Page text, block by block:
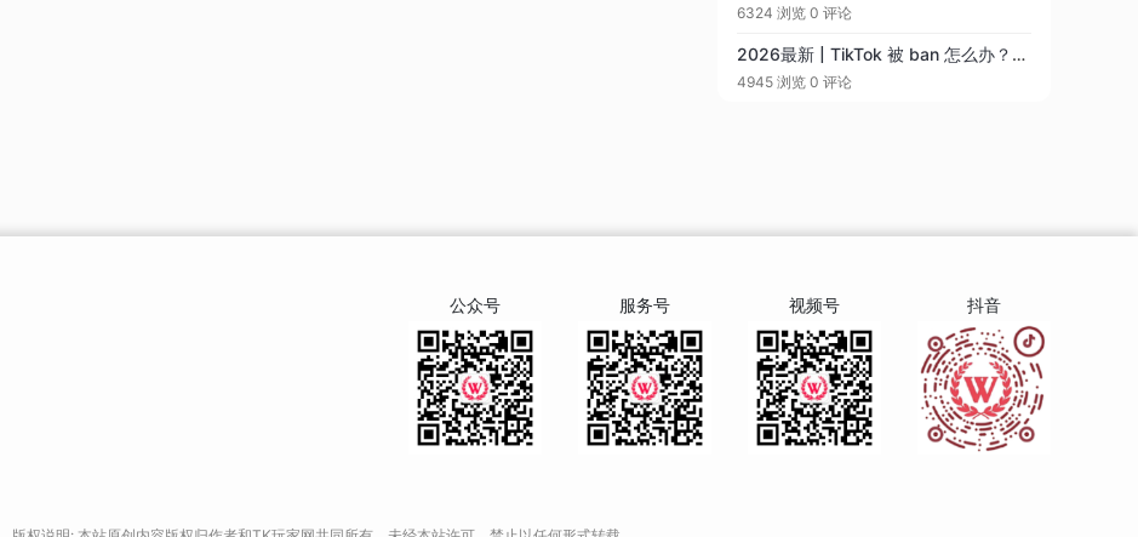
6324 浏览 0 评论
2026最新 | TikTok 被 ban 怎么办？揭秘封号真相与防封指南
4945 浏览 0 评论
公众号 服务号 视频号 抖音